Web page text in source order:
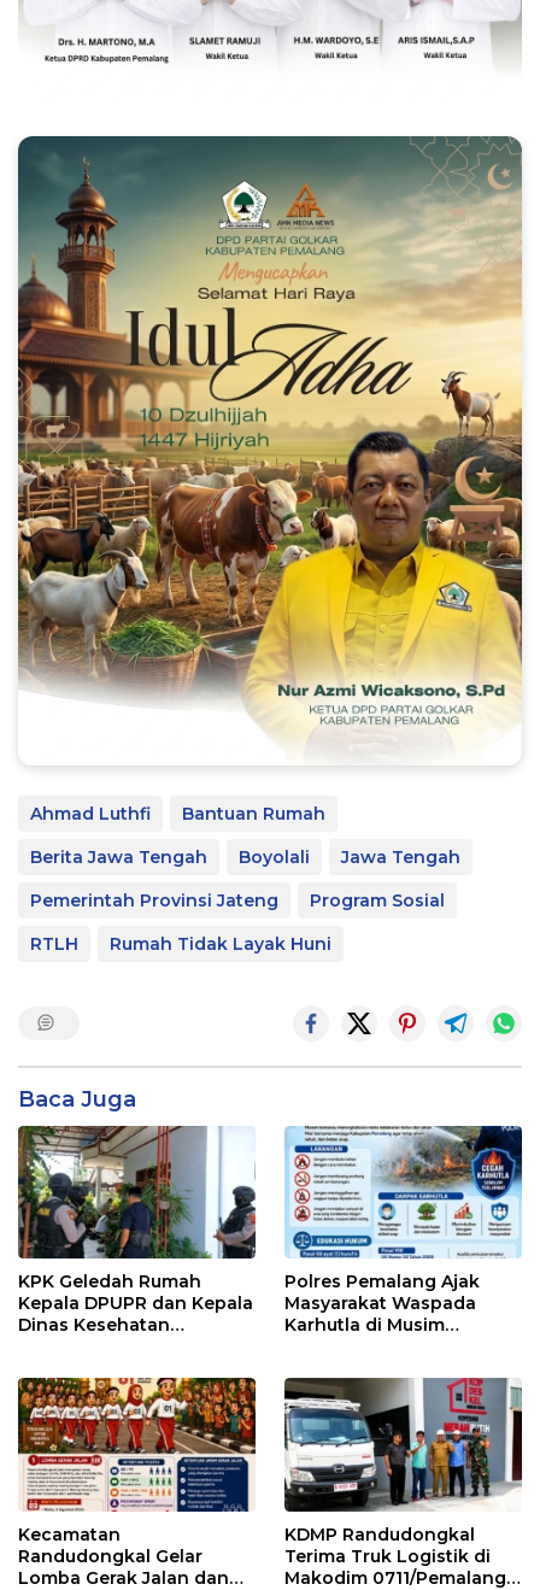
Ahmad Luthfi
Bantuan Rumah
Berita Jawa Tengah
Boyolali
Jawa Tengah
Pemerintah Provinsi Jateng
Program Sosial
RTLH
Rumah Tidak Layak Huni
Baca Juga
KPK Geledah Rumah
Kepala DPUPR dan Kepala
Dinas Kesehatan
Polres Pemalang Ajak
Masyarakat Waspada
Karhutla di Musim
Kecamatan
Randudongkal Gelar
Lomba Gerak Jalan dan
KDMP Randudongkal
Terima Truk Logistik di
Makodim 0711/Pemalang